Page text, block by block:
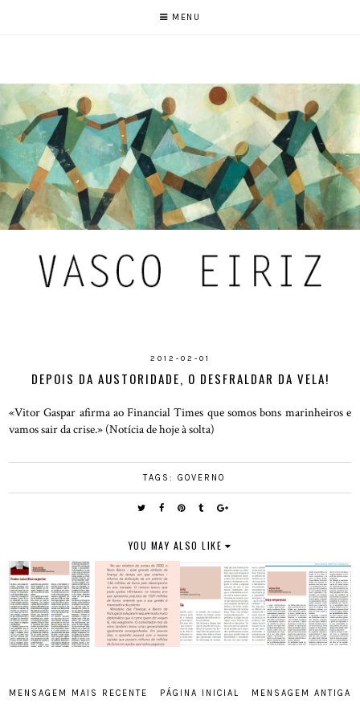
MENU
2012-02-01
DEPOIS DA AUSTORIDADE, O DESFRALDAR DA VELA!
«Vitor Gaspar afirma ao Financial Times que somos bons marinheiros e
vamos sair da crise.» (Notícia de hoje à solta)
TAGS: GOVERNO
YOU MAY ALSO LIKE
MENSAGEM MAIS RECENTE MENSAGEM ANTIGA
PÁGINA INICIAL